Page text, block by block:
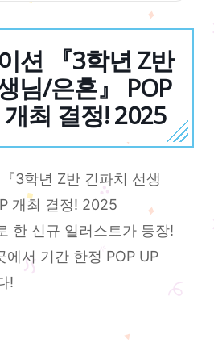
션 『3학년 Z반
님/은혼』 POP
개최 결정! 2025
3학년 Z반 긴파치 선생
개최 결정! 2025
한 신규 일러스트가 등장!
에서 기간 한정 POP UP
!